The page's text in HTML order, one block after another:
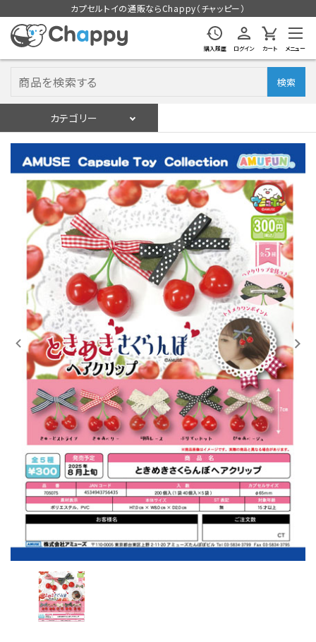
カプセルトイの通販ならChappy（チャッピー）
購入履歴 ログイン カート メニュー
検索
カテゴリー
入荷スケジュールをチェック
カプセルトイマシン本体
カプセルトイ
販促用空カプセル
レンタル
景品・玩具・文具
販促用カプセルトイ
よくあるご質問
ご利用ガイド
06-6282-7659